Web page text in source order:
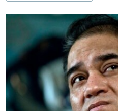
ՊԱՏԵՐԱԶՄԻ 6 ՇԱԲԱԹՆԵՐԸ
ՏԱՐԱԾԱՇՐՋԱՆ
ՄԻՋԱԶԳԱՅԻՆ
ՄՇԱԿՈՒՅԹ
ՍՊՈՐՏ